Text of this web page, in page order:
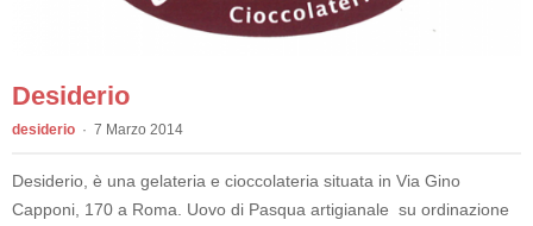
Desiderio
desiderio 7 Marzo 2014
Desiderio, è una gelateria e cioccolateria situata in Via Gino
Capponi, 170 a Roma. Uovo di Pasqua artigianale su ordinazione